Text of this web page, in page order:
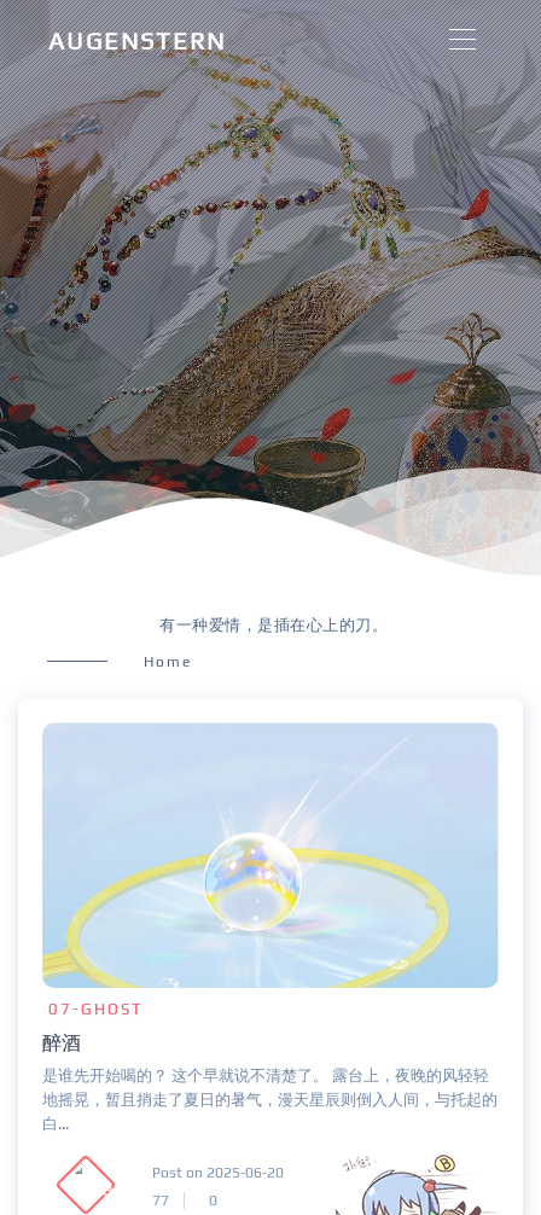
AUGENSTERN
有一种爱情，是插在心上的刀。
Home
07-GHOST
醉酒
是谁先开始喝的？ 这个早就说不清楚了。 露台上，夜晚的风轻轻
地摇晃，暂且捎走了夏日的暑气，漫天星辰则倒入人间，与托起的
白...
Post on 2025-06-20
77
0